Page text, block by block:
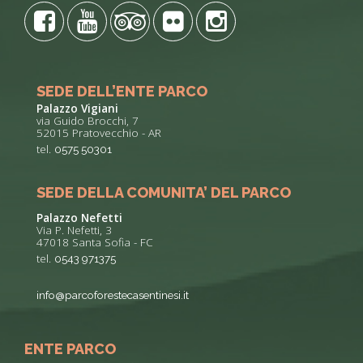
SEDE DELL’ENTE PARCO
Palazzo Vigiani
via Guido Brocchi, 7
52015 Pratovecchio - AR
tel. 0575 50301
SEDE DELLA COMUNITA’ DEL PARCO
Palazzo Nefetti
Via P. Nefetti, 3
47018 Santa Sofia - FC
tel. 0543 971375
info@parcoforestecasentinesi.it
ENTE PARCO